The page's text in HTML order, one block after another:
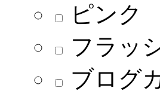
ピンク
フラッ
ブログ